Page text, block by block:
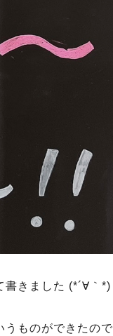
書きました (*´∀｀*)
うものができたので